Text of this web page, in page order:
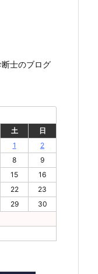
士のブログ
土
日
1
2
8
9
15
16
22
23
29
30